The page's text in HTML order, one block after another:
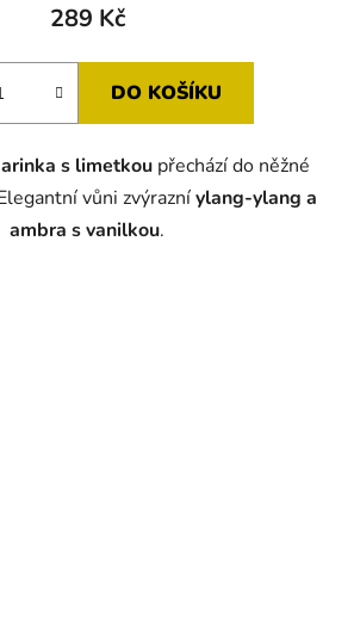
289 Kč
DO KOŠÍKU
s limetkoupřechází do něžné
vůni zvýrazníylang-ylang a
ambra s vanilkou.